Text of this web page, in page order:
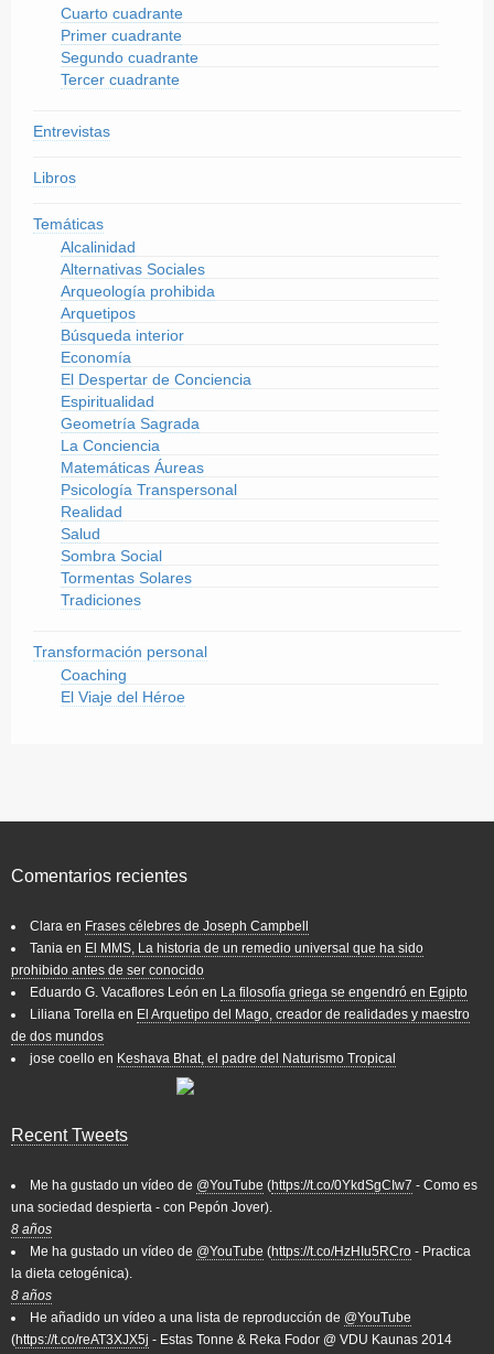
Cuarto cuadrante
Primer cuadrante
Segundo cuadrante
Tercer cuadrante
Entrevistas
Libros
Temáticas
Alcalinidad
Alternativas Sociales
Arqueología prohibida
Arquetipos
Búsqueda interior
Economía
El Despertar de Conciencia
Espiritualidad
Geometría Sagrada
La Conciencia
Matemáticas Áureas
Psicología Transpersonal
Realidad
Salud
Sombra Social
Tormentas Solares
Tradiciones
Transformación personal
Coaching
El Viaje del Héroe
Comentarios recientes
Clara en Frases célebres de Joseph Campbell
Tania en El MMS, La historia de un remedio universal que ha sido
prohibido antes de ser conocido
Eduardo G. Vacaflores León en La filosofía griega se engendró en Egipto
Liliana Torella en El Arquetipo del Mago, creador de realidades y maestro
de dos mundos
jose coello en Keshava Bhat, el padre del Naturismo Tropical
Recent Tweets
Me ha gustado un vídeo de @YouTube (https://t.co/0YkdSgCIw7 - Como es
una sociedad despierta - con Pepón Jover).
8 años
Me ha gustado un vídeo de @YouTube (https://t.co/HzHIu5RCro - Practica
la dieta cetogénica).
8 años
He añadido un vídeo a una lista de reproducción de @YouTube
(https://t.co/reAT3XJX5j - Estas Tonne & Reka Fodor @ VDU Kaunas 2014